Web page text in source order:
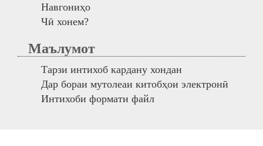
Навгониҳо
Чӣ хонем?
Маълумот
Тарзи интихоб кардану хондан
Дар бораи мутолеаи китобҳои электронӣ
Интихоби формати файл